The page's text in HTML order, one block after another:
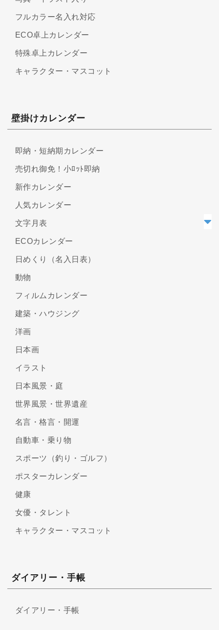
フルカラー名入れ対応
ECO卓上カレンダー
特殊卓上カレンダー
キャラクター・マスコット
壁掛けカレンダー
即納・短納期カレンダー
売切れ御免！小ﾛｯﾄ即納
新作カレンダー
人気カレンダー
文字月表
ECOカレンダー
日めくり（名入日表）
動物
フィルムカレンダー
建築・ハウジング
洋画
日本画
イラスト
日本風景・庭
世界風景・世界遺産
名言・格言・開運
自動車・乗り物
スポーツ（釣り・ゴルフ）
ポスターカレンダー
健康
女優・タレント
キャラクター・マスコット
ダイアリー・手帳
ダイアリー・手帳